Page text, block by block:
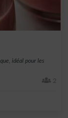
idéal pour les
2